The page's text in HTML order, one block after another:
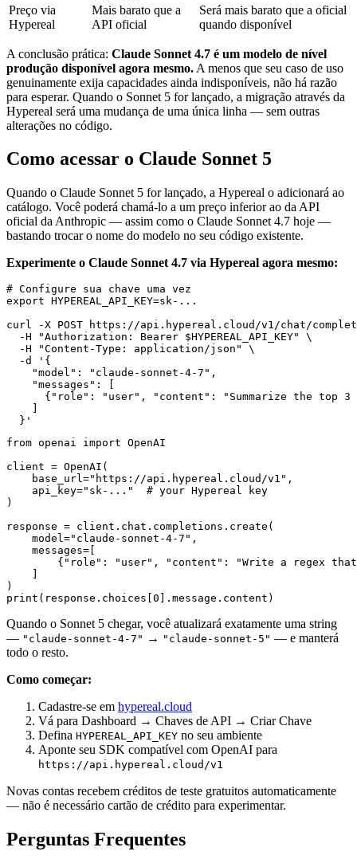
Preço via
Hypereal
Mais barato que a
API oficial
Será mais barato que a oficial
quando disponível
A conclusão prática: Claude Sonnet 4.7 é um modelo de nível
produção disponível agora mesmo. A menos que seu caso de uso
genuinamente exija capacidades ainda indisponíveis, não há razão
para esperar. Quando o Sonnet 5 for lançado, a migração através da
Hypereal será uma mudança de uma única linha — sem outras
alterações no código.
Como acessar o Claude Sonnet 5
Quando o Claude Sonnet 5 for lançado, a Hypereal o adicionará ao
catálogo. Você poderá chamá-lo a um preço inferior ao da API
oficial da Anthropic — assim como o Claude Sonnet 4.7 hoje —
bastando trocar o nome do modelo no seu código existente.
Experimente o Claude Sonnet 4.7 via Hypereal agora mesmo:
# Configure sua chave uma vez
export HYPEREAL_API_KEY=sk-...
curl -X POST https://api.hypereal.cloud/v1/chat/
  -H "Authorization: Bearer $HYPEREAL_API_KEY" \
  -H "Content-Type: application/json" \
  -d '{
    "model": "claude-sonnet-4-7",
    "messages": [
{"role": "user", "content": "Summarize the top
from openai import OpenAI
client = OpenAI(
    base_url="https://api.hypereal.cloud/v1",
    api_key="sk-..."  # your Hypereal key
)
response = client.chat.completions.create(
    model="claude-sonnet-4-7",
    messages=[
{"role": "user", "content": "Write a regex
)
Quando o Sonnet 5 chegar, você atualizará exatamente uma string
— "claude-sonnet-4-7" → "claude-sonnet-5" — e manterá
todo o resto.
Como começar:
Cadastre-se em hypereal.cloud
Vá para Dashboard → Chaves de API → Criar Chave
Defina HYPEREAL_API_KEY no seu ambiente
Aponte seu SDK compatível com OpenAI para
https://api.hypereal.cloud/v1
Novas contas recebem créditos de teste gratuitos automaticamente
— não é necessário cartão de crédito para experimentar.
Perguntas Frequentes